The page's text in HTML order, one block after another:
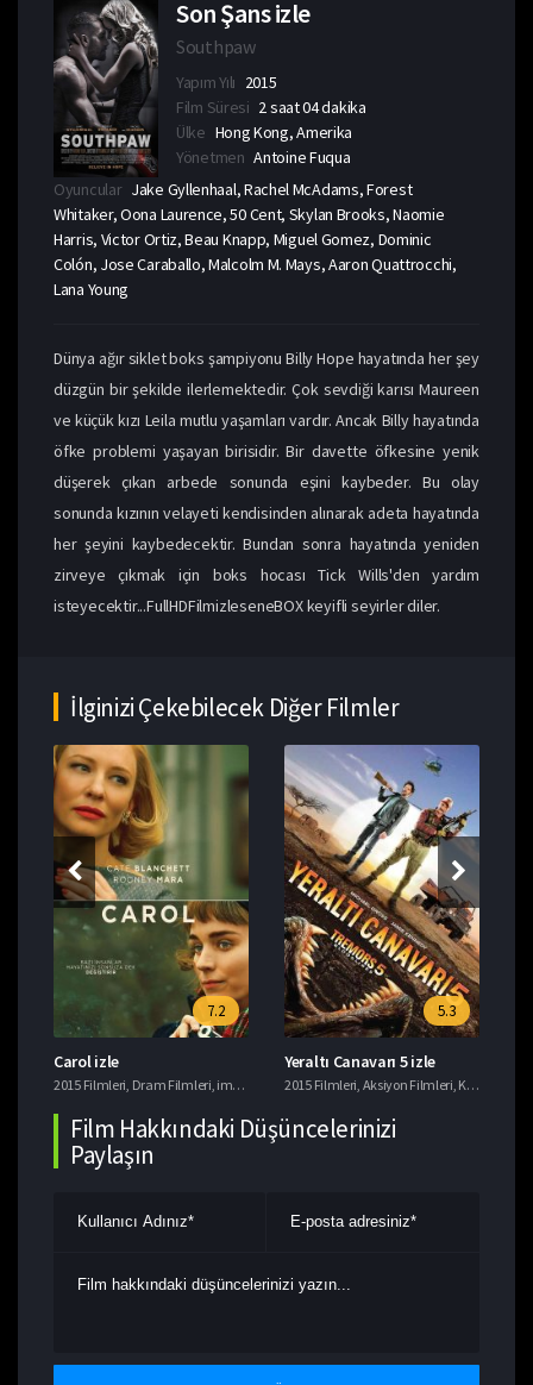
Son Şans izle
Southpaw
Yapım Yılı 2015
Film Süresi 2 saat 04 dakika
Ülke Hong Kong, Amerika
Yönetmen Antoine Fuqua
Oyuncular Jake Gyllenhaal, Rachel McAdams, Forest
Whitaker, Oona Laurence, 50 Cent, Skylan Brooks, Naomie
Harris, Victor Ortiz, Beau Knapp, Miguel Gomez, Dominic
Colón, Jose Caraballo, Malcolm M. Mays, Aaron Quattrocchi,
Lana Young
Dünya ağır siklet boks şampiyonu Billy Hope hayatında her şey
düzgün bir şekilde ilerlemektedir. Çok sevdiği karısı Maureen
ve küçük kızı Leila mutlu yaşamları vardır. Ancak Billy hayatında
öfke problemi yaşayan birisidir. Bir davette öfkesine yenik
düşerek çıkan arbede sonunda eşini kaybeder. Bu olay
sonunda kızının velayeti kendisinden alınarak adeta hayatında
her şeyini kaybedecektir. Bundan sonra hayatında yeniden
zirveye çıkmak için boks hocası Tick Wills'den yardım
isteyecektir...FullHDFilmizleseneBOX keyifli seyirler diler.
İlginizi Çekebilecek Diğer Filmler
imdb 7+ Filmler,Macera Filmleri,Türk Komedi Filmleri,Yerli Filmler
7.2
Carol izle
2015 Filmleri Dram Filmleri imdb 7+ Filmler ,Romantik Filmler
5.3
Yeraltı Canavarı 5 izle
2015 Filmleri Aksiyon Filmleri Komedi Filmleri
Film Hakkındaki Düşüncelerinizi
Paylaşın